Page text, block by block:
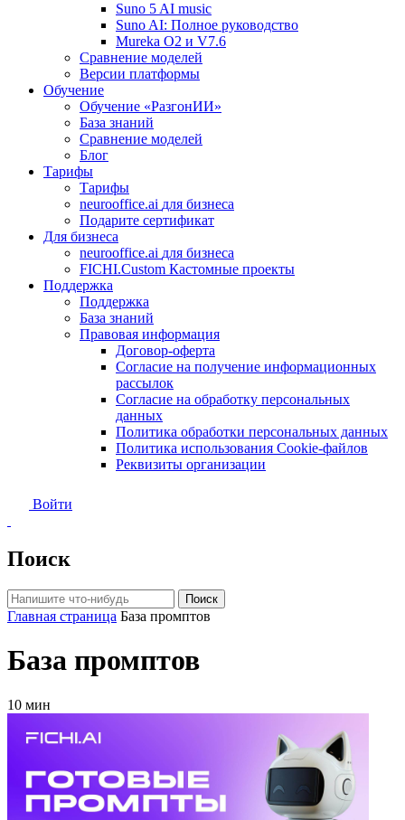
Suno 5 AI music
Suno AI: Полное руководство
Mureka O2 и V7.6
Сравнение моделей
Версии платформы
Обучение
Обучение «РазгонИИ»
База знаний
Сравнение моделей
Блог
Тарифы
Тарифы
neurooffice.ai для бизнеса
Подарите сертификат
Для бизнеса
neurooffice.ai для бизнеса
FICHI.Custom Кастомные проекты
Поддержка
Поддержка
База знаний
Правовая информация
Договор-оферта
Согласие на получение информационных
рассылок
Согласие на обработку персональных
данных
Политика обработки персональных данных
Политика использования Сookie-файлов
Реквизиты организации
Войти
Поиск
Поиск
Главная страница База промптов
База промптов
10 мин